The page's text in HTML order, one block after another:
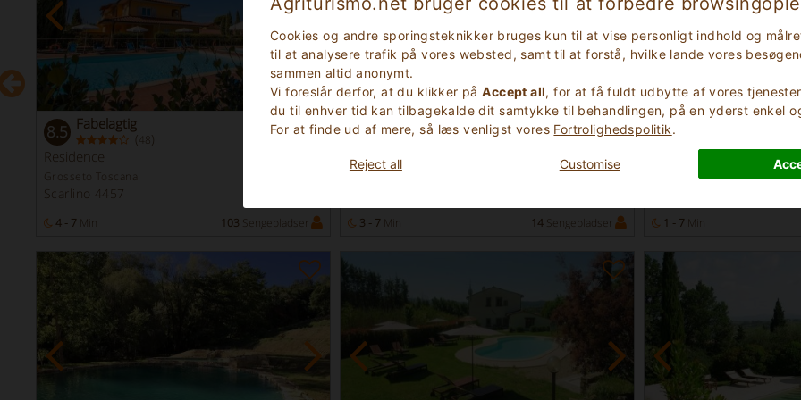
Cookies og andre sporingsteknikker bruges kun til at vise personligt indhold og
til at analysere trafik på vores websted, samt til at forstå, hvilke lande vores
sammen altid anonymt.
Vi foreslår derfor, at du klikker påAccept all, for at få fuldt udbytte af vores
du til enhver tid kan tilbagekalde dit samtykke til behandlingen, på en yderst enkel
For at finde ud af mere, så læs venligst vores Fortrolighedspolitik.
Reject all Customise
8.5 Fabelagtig
( 48 )
Residence
Grosseto Toscana
Scarlino 4457
4 - 7 Min 103 Sengepladser
9.0 Fremragende
(21 )
Booking
Lejlighed
Terni Umbria
3 - 7 Min 14 Sengepladser
9.4 Fremragende
Residence
Siena Toscana
1 - 7 Min